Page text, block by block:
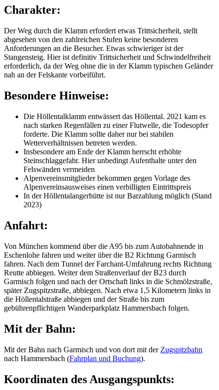
Charakter:
Der Weg durch die Klamm erfordert etwas Trittsicherheit, stellt
abgesehen von den zahlreichen Stufen keine besonderen
Anforderungen an die Besucher. Etwas schwieriger ist der
Stangensteig. Hier ist definitiv Trittsicherheit und Schwindelfreiheit
erforderlich, da der Weg ohne die in der Klamm typischen Geländer
nah an der Felskante vorbeiführt.
Besondere Hinweise:
Die Höllentalklamm entwässert das Höllental. 2021 kam es
nach starken Regenfällen zu einer Flutwelle, die Todesopfer
forderte. Die Klamm sollte daher nur bei stabilen
Wetterverhältnissen betreten werden.
Insbesondere am Ende der Klamm herrscht erhöhte
Steinschlaggefahr. Hier unbedingt Aufenthalte unter den
Felswänden vermeiden
Alpenvereinsmitglieder bekommen gegen Vorlage des
Alpenvereinsausweises einen verbilligten Eintrittspreis
In der Höllentalangerhütte ist nur Barzahlung möglich (Stand
2023)
Anfahrt:
Von München kommend über die A95 bis zum Autobahnende in
Eschenlohe fahren und weiter über die B2 Richtung Garmisch
fahren. Nach dem Tunnel der Farchant-Umfahrung rechts Richtung
Reutte abbiegen. Weiter dem Straßenverlauf der B23 durch
Garmisch folgen und nach der Ortschaft links in die Schmölzstraße,
später Zugspitzstraße, abbiegen. Nach etwa 1,5 Kilometern links in
die Höllentalstraße abbiegen und der Straße bis zum
gebührenpflichtigen Wanderparkplatz Hammersbach folgen.
Mit der Bahn:
Mit der Bahn nach Garmisch und von dort mit der Zugspitzbahn
nach Hammersbach (Fahrplan und Buchung).
Koordinaten des Ausgangspunkts: